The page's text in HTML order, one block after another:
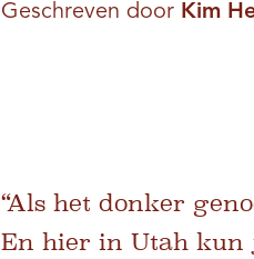
Geschreven door Kim
“Als het donker
En hier in Utah kun